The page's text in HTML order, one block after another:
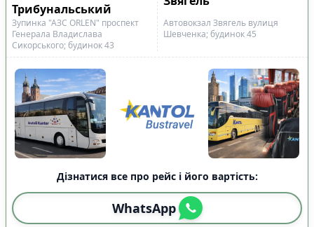
Показано всі 3
рейси
Скинути Застосувати
Трибунальський
Зупинка "АЗС ORLEN" проспект
Генерала Владислава
Сикорського; будинок 43
Автовокзал Звягель вулиця
Шевченка; будинок 45
Дізнатися все про рейс і його вартість:
WhatsApp